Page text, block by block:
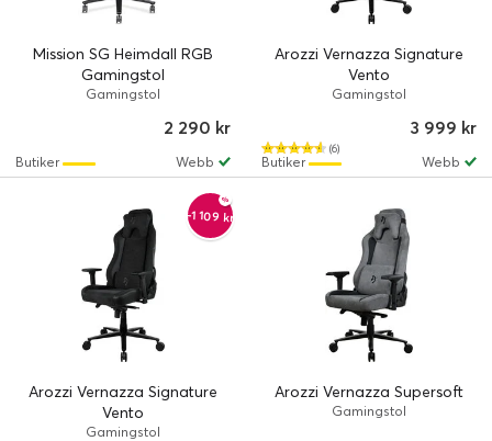
Mission SG Heimdall RGB
Gamingstol
Gamingstol
2 290 kr
Webb
Butiker
Arozzi Vernazza Signature
Vento
Gamingstol
(6)
3 999 kr
Webb
Butiker
-1 109 kr
Arozzi Vernazza Signature
Vento
Gamingstol
Arozzi Vernazza Supersoft
Gamingstol